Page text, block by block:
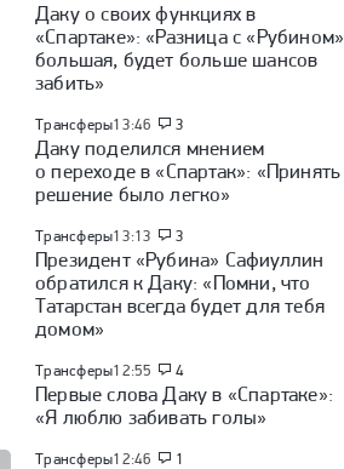
Даку о своих функциях в
«Спартаке»: «Разница с «Рубином»
большая, будет больше шансов
забить»
Трансферы13:46 3
Даку поделился мнением
о переходе в «Спартак»: «Принять
решение было легко»
Трансферы13:13 3
Президент «Рубина» Сафиуллин
обратился к Даку: «Помни, что
Татарстан всегда будет для тебя
домом»
Трансферы12:55 4
Первые слова Даку в «Спартаке»:
«Я люблю забивать голы»
Трансферы12:46 1